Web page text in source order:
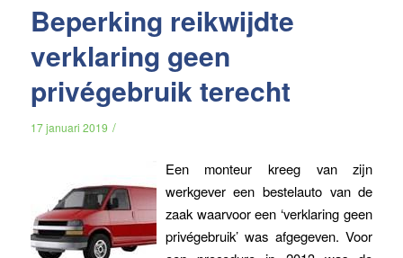
Beperking reikwijdte
verklaring geen
privégebruik terecht
17 januari 2019 /
Een monteur kreeg van zijn
werkgever een bestelauto van de
zaak waarvoor een ‘verklaring geen
privégebruik’ was afgegeven. Voor